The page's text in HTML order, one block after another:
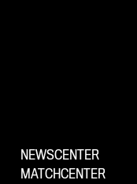
NEWSCENTER
MATCHCENTER